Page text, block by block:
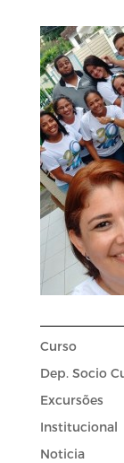
Curso
Dep. Socio
Excursões
Institucional
Noticia